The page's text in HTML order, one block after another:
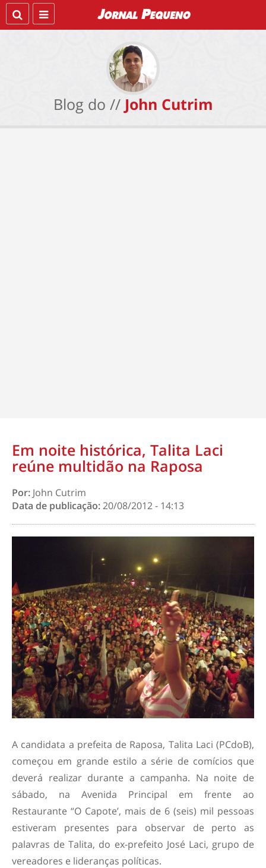
Blog do // John Cutrim
Em noite histórica, Talita Laci
reúne multidão na Raposa
Por: John Cutrim
Data de publicação:20/08/2012 - 14:13
A candidata a prefeita de Raposa, Talita Laci (PCdoB),
começou em grande estilo a série de comícios que
deverá realizar durante a campanha. Na noite de
sábado, na Avenida Principal em frente ao
Restaurante “O Capote’, mais de 6 (seis) mil pessoas
estiveram presentes para observar de perto as
palavras de Talita, do ex-prefeito José Laci, grupo de
vereadores e lideranças políticas.